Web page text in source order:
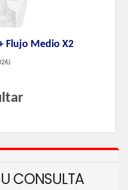
Flujo Medio X2
)
CONSULTA